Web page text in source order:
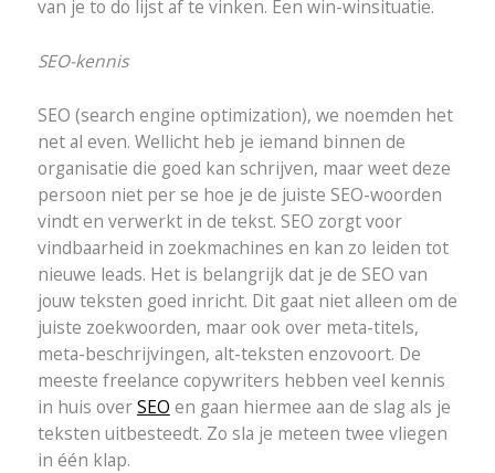
van je to do lijst af te vinken. Een win-winsituatie.
SEO-kennis
SEO (search engine optimization), we noemden het
net al even. Wellicht heb je iemand binnen de
organisatie die goed kan schrijven, maar weet deze
persoon niet per se hoe je de juiste SEO-woorden
vindt en verwerkt in de tekst. SEO zorgt voor
vindbaarheid in zoekmachines en kan zo leiden tot
nieuwe leads. Het is belangrijk dat je de SEO van
jouw teksten goed inricht. Dit gaat niet alleen om de
juiste zoekwoorden, maar ook over meta-titels,
meta-beschrijvingen, alt-teksten enzovoort. De
meeste freelance copywriters hebben veel kennis
in huis overSEO en gaan hiermee aan de slag als je
teksten uitbesteedt. Zo sla je meteen twee vliegen
in één klap.